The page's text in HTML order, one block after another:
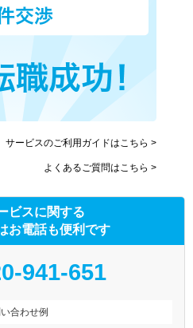
サービスのご利用ガイドはこちら >
よくあるご質問はこちら >
ビスに関する
お電話も便利です
941-651
合わせ例